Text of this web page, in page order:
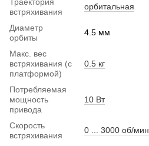
встряхивания
орбитальная
Диаметр
орбиты
4.5 мм
Макс. вес
встряхивания (с
платформой)
0.5 кг
Потребляемая
мощность
привода
10 Вт
Скорость
встряхивания
0 ... 3000 об/мин